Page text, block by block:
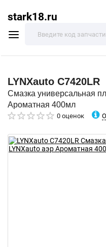
stark18.ru
LYNXauto C7420LR
Смазка универсальная
Ароматная 400мл
0 оценок